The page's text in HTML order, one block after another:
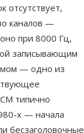
отсутствует,
каналов —
при 8000 Гц,
записывающим
— одно из
типично
х — начала
бесзаголовочные